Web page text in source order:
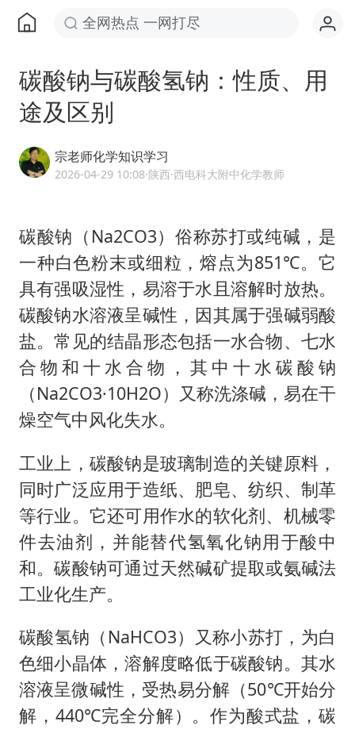
全网热点 一网打尽
碳酸钠与碳酸氢钠：性质、用
途及区别
宗老师化学知识学习
2026-04-29 10:08·陕西·西电科大附中化学教师
碳酸钠（Na2CO3）俗称苏打或纯碱，是
一种白色粉末或细粒，熔点为851℃。它
具有强吸湿性，易溶于水且溶解时放热。
碳酸钠水溶液呈碱性，因其属于强碱弱酸
盐。常见的结晶形态包括一水合物、七水
合物和十水合物，其中十水碳酸钠
（Na2CO3·10H2O）又称洗涤碱，易在干
燥空气中风化失水。
工业上，碳酸钠是玻璃制造的关键原料，
同时广泛应用于造纸、肥皂、纺织、制革
等行业。它还可用作水的软化剂、机械零
件去油剂，并能替代氢氧化钠用于酸中
和。碳酸钠可通过天然碱矿提取或氨碱法
工业化生产。
碳酸氢钠（NaHCO3）又称小苏打，为白
色细小晶体，溶解度略低于碳酸钠。其水
溶液呈微碱性，受热易分解（50℃开始分
解，440℃完全分解）。作为酸式盐，碳